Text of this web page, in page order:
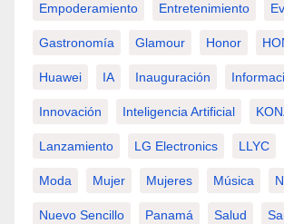
Empoderamiento Entretenimiento
Gastronomía Glamour Honor
Huawei IA Inauguración
Innovación Inteligencia Artificial
Lanzamiento LG Electronics LLYC
Moda Mujer Mujeres Música
Nuevo Sencillo Panamá Salud